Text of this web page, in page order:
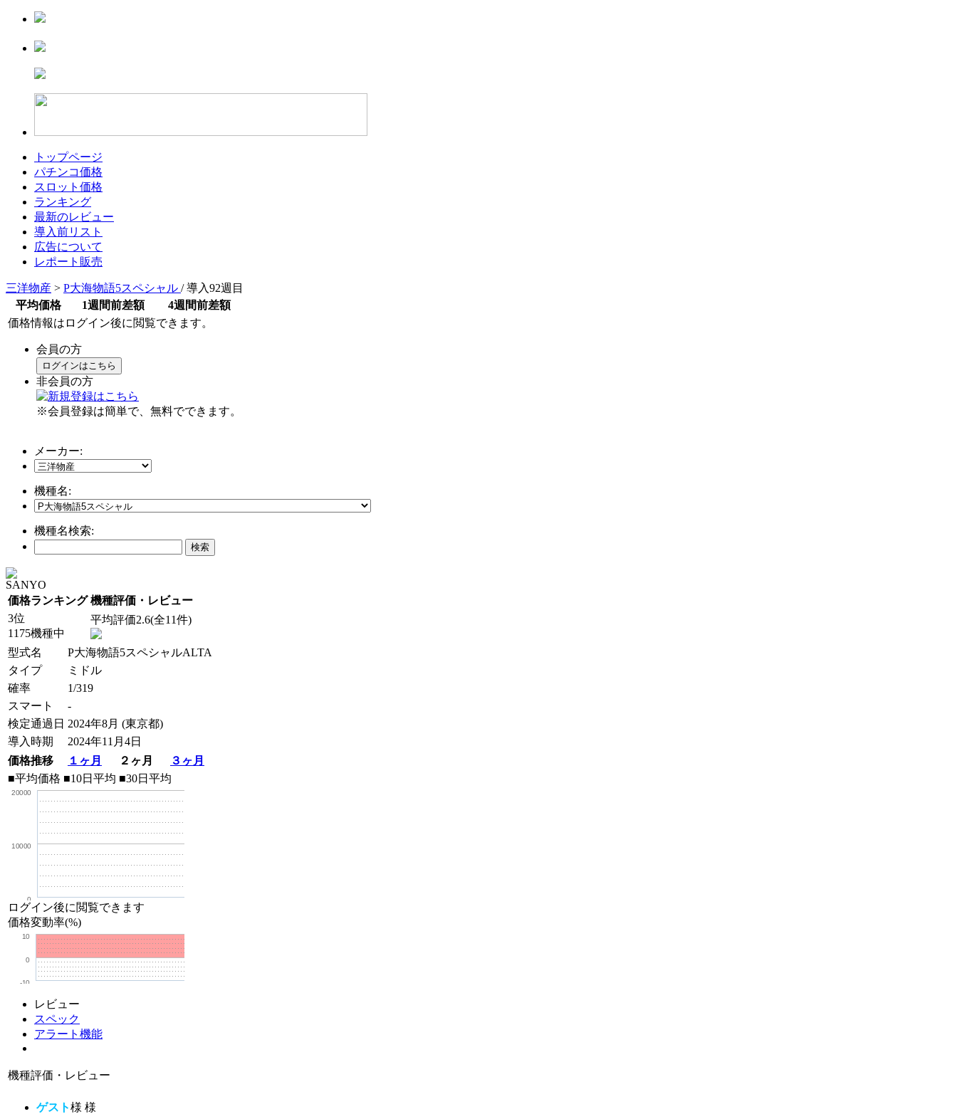
トップページ
パチンコ価格
スロット価格
ランキング
最新のレビュー
導入前リスト
広告について
レポート販売
三洋物産 > P大海物語5スペシャル / 導入92週目
平均価格
1週間前差額
4週間前差額
価格情報はログイン後に閲覧できます。
会員の方
ログインはこちら
非会員の方
※会員登録は簡単で、無料でできます。
メーカー:
機種名:
機種名検索:
SANYO
価格ランキング 機種評価・レビュー
3位
1175機種中
平均評価2.6(全11件)
型式名
P大海物語5スペシャルALTA
タイプ
ミドル
確率
1/319
スマート
-
検定通過日 2024年8月 (東京都)
導入時期
2024年11月4日
価格推移
１ヶ月 ２ヶ月
３ヶ月
■平均価格 ■10日平均 ■30日平均
0
10000
20000
ログイン後に閲覧できます
価格変動率(%)
-10
0
10
レビュー
スペック
アラート機能
機種評価・レビュー
ゲスト様 様